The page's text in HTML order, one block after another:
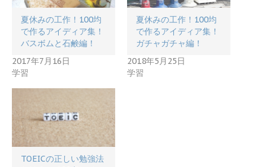
夏休みの工作！100均
で作るアイディア集！
バスボムと石鹸編！
2017年7月16日
学習
夏休みの工作！100均
で作るアイディア集！
ガチャガチャ編！
2018年5月25日
学習
TOEICの正しい勉強法